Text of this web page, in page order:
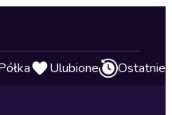
Ulubione Ostatnie